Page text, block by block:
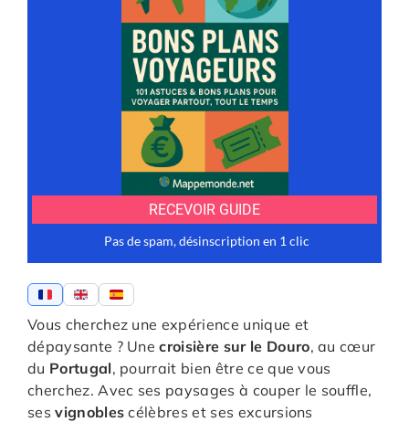
Vous cherchez une expérience unique et
dépaysante ? Unecroisière sur le Douro, au cœur
du Portugal, pourrait bien être ce que vous
cherchez. Avec ses paysages à couper le souffle,
sesvignobles célèbres et ses excursions